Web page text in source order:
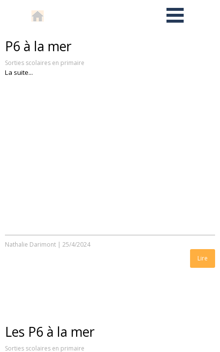
P6 à la mer
Sorties scolaires en primaire
La suite...
Nathalie Darimont | 25/4/2024
Lire
Les P6 à la mer
Sorties scolaires en primaire